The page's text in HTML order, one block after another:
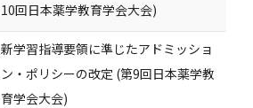
10回日本薬学教育学会大会)
新学習指導要領に準じたアドミッショ
ン・ポリシーの改定 (第9回日本薬学教
育学会大会)